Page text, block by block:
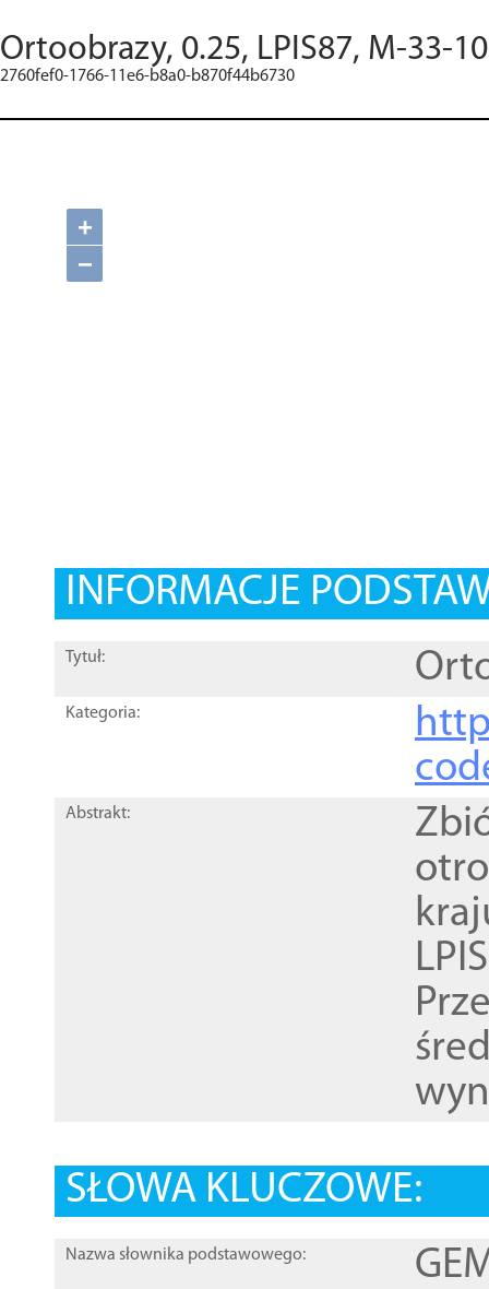
Ortoobrazy, 0.25, LPIS87, M-33-
2760fef0-1766-11e6-b8a0-b870f44b6730
+
−
INFORMACJE
Tytuł:
Kategoria:
Abstrakt:
SŁOWA KLUCZOWE:
Nazwa słownika podstawowego: